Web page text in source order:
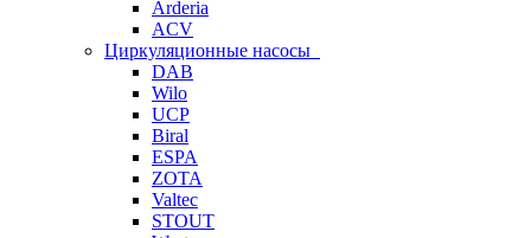
Arderia
ACV
Циркуляционные насосы
DAB
Wilo
UCP
Biral
ESPA
ZOTA
Valtec
STOUT